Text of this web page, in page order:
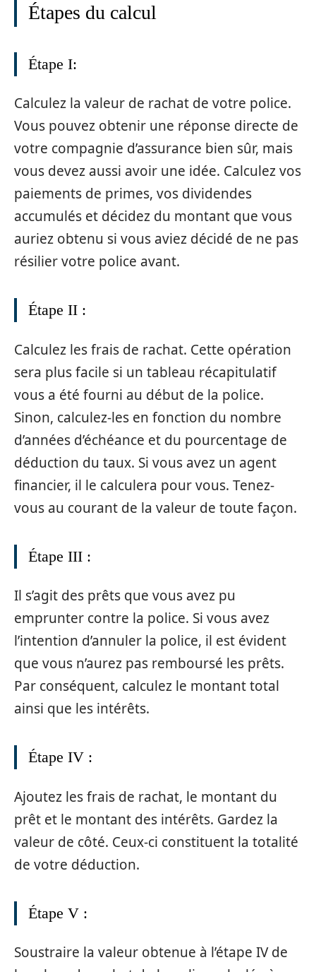
Étapes du calcul
Étape I:
Calculez la valeur de rachat de votre police.
Vous pouvez obtenir une réponse directe de
votre compagnie d’assurance bien sûr, mais
vous devez aussi avoir une idée. Calculez vos
paiements de primes, vos dividendes
accumulés et décidez du montant que vous
auriez obtenu si vous aviez décidé de ne pas
résilier votre police avant.
Étape II :
Calculez les frais de rachat. Cette opération
sera plus facile si un tableau récapitulatif
vous a été fourni au début de la police.
Sinon, calculez-les en fonction du nombre
d’années d’échéance et du pourcentage de
déduction du taux. Si vous avez un agent
financier, il le calculera pour vous. Tenez-
vous au courant de la valeur de toute façon.
Étape III :
Il s’agit des prêts que vous avez pu
emprunter contre la police. Si vous avez
l’intention d’annuler la police, il est évident
que vous n’aurez pas remboursé les prêts.
Par conséquent, calculez le montant total
ainsi que les intérêts.
Étape IV :
Ajoutez les frais de rachat, le montant du
prêt et le montant des intérêts. Gardez la
valeur de côté. Ceux-ci constituent la totalité
de votre déduction.
Étape V :
Soustraire la valeur obtenue à l’étape IV de